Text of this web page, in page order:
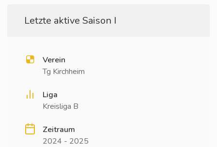
Letzte aktive Saison I
Verein
Tg Kirchheim
Liga
Kreisliga B
Zeitraum
2024 - 2025